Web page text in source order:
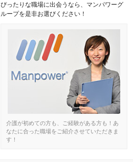
ぴったりな職場に出会うなら、マンパワーグ
ループを是非お選びください！
介護が初めての方も、ご経験がある方も！あ
なたに合った職場をご紹介させていただきま
す！